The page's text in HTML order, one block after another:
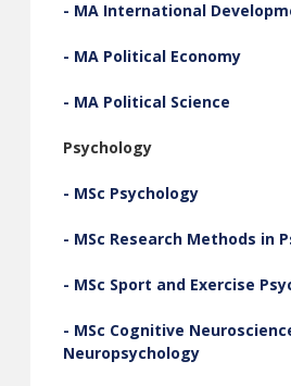
- MA International
- MA Political Economy
- MA Political Science
Psychology
- MSc Psychology
- MSc Research Methods in
- MSc Sport and Exercise
- MSc Cognitive
Neuropsychology